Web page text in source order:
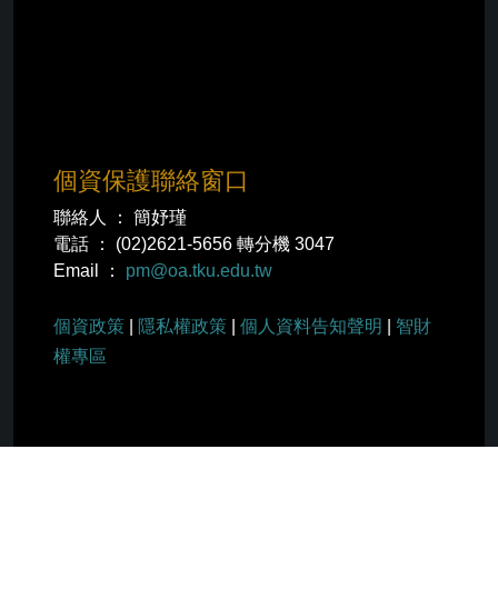
個資保護聯絡窗口
聯絡人 ： 簡妤瑾
電話 ： (02)2621-5656 轉分機 3047
Email ： pm@oa.tku.edu.tw
個資政策 隱私權政策 個人資料告知聲明
智財
權專區